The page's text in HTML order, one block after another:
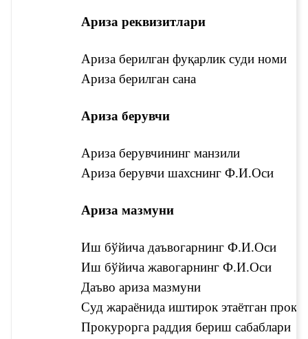
Ариза реквизитлари
Ариза берилган фуқарлик суди номи
Ариза берилган сана
Ариза берувчи
Ариза берувчининг манзили
Ариза берувчи шахснинг Ф.И.Оси
Ариза мазмуни
Иш бўйича даъвогарнинг Ф.И.Оси
Иш бўйича жавогарнинг Ф.И.Оси
Даъво ариза мазмуни
Суд жараёнида иштирок этаётган
Прокурорга раддия бериш сабаблари